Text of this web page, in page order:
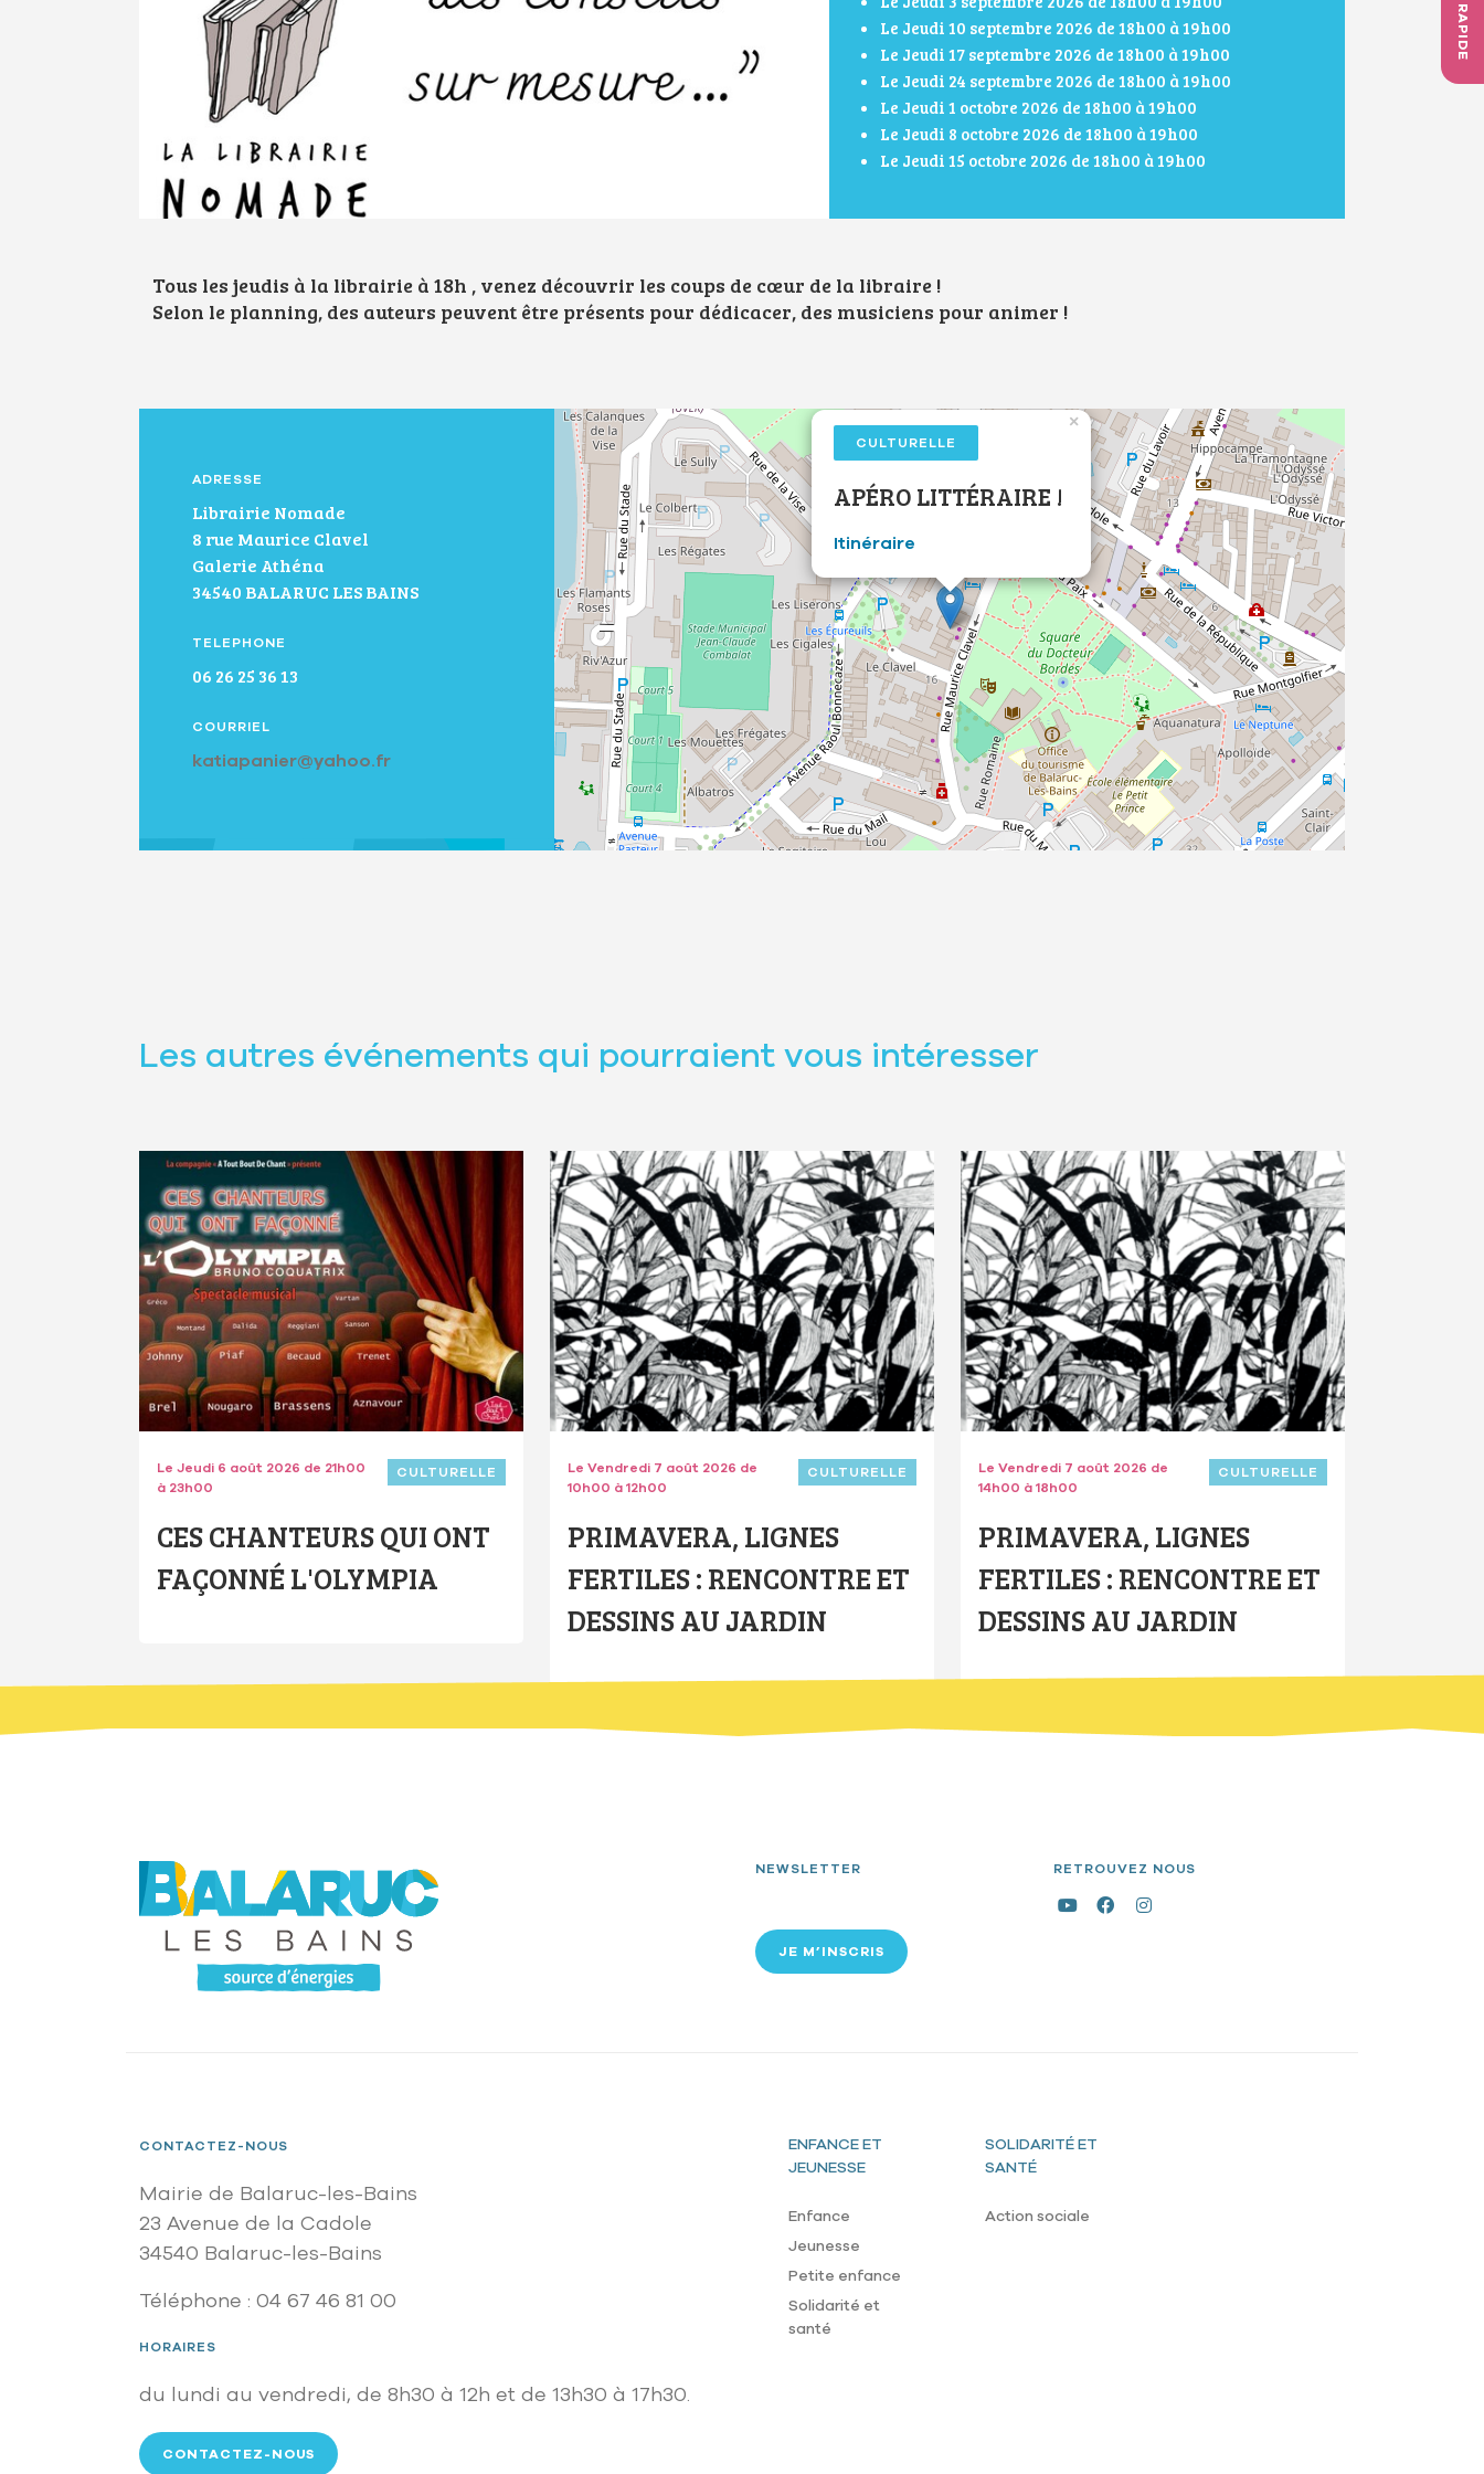
Le Jeudi 10 septembre 2026 de 18h00 à 19h00
Le Jeudi 17 septembre 2026 de 18h00 à 19h00
Le Jeudi 24 septembre 2026 de 18h00 à 19h00
Le Jeudi 1 octobre 2026 de 18h00 à 19h00
Le Jeudi 8 octobre 2026 de 18h00 à 19h00
Le Jeudi 15 octobre 2026 de 18h00 à 19h00
Tous les jeudis à la librairie à 18h , venez découvrir les coups de cœur de la libraire !
Selon le planning, des auteurs peuvent être présents pour dédicacer, des musiciens pour animer !
ADRESSE
Librairie Nomade
8 rue Maurice Clavel
Galerie Athéna
34540 BALARUC LES BAINS
TELEPHONE
06 26 25 36 13
COURRIEL
katiapanier@yahoo.fr
CULTURELLE
APÉRO LITTÉRAIRE !
Itinéraire
×
Les autres événements qui pourraient vous intéresser
Le Jeudi 6 août 2026 de 21h00
à 23h00
CULTURELLE
CES CHANTEURS QUI ONT
FAÇONNÉ L'OLYMPIA
Le Vendredi 7 août 2026 de
10h00 à 12h00
CULTURELLE
PRIMAVERA, LIGNES
FERTILES : RENCONTRE ET
DESSINS AU JARDIN
Le Vendredi 7 août 2026 de
14h00 à 18h00
CULTURELLE
PRIMAVERA, LIGNES
FERTILES : RENCONTRE ET
DESSINS AU JARDIN
NEWSLETTER
JE M’INSCRIS
RETROUVEZ NOUS
CONTACTEZ-NOUS
Mairie de Balaruc-les-Bains
23 Avenue de la Cadole
34540 Balaruc-les-Bains
Téléphone : 04 67 46 81 00
HORAIRES
du lundi au vendredi, de 8h30 à 12h et de 13h30 à 17h30.
CONTACTEZ-NOUS
Pied de page
ENFANCE ET
JEUNESSE
Enfance
Jeunesse
Petite enfance
Solidarité et
santé
SOLIDARITÉ ET
SANTÉ
Action sociale